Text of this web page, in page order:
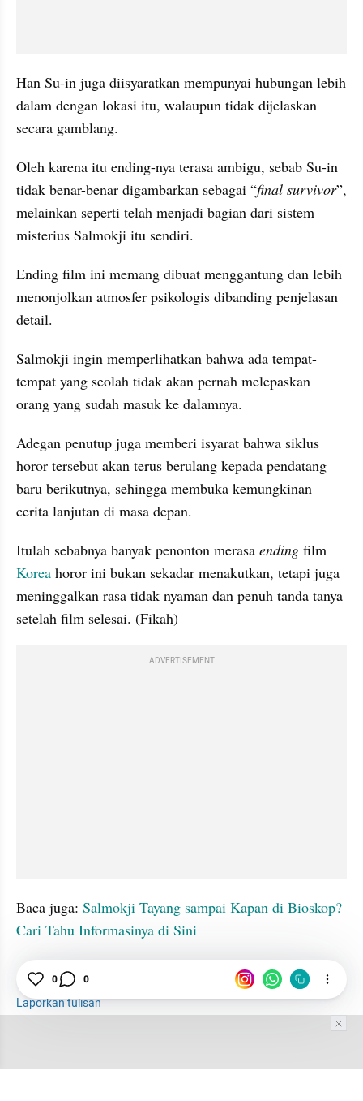
Han Su-in juga diisyaratkan mempunyai hubungan lebih
dalam dengan lokasi itu, walaupun tidak dijelaskan
secara gamblang.
Oleh karena itu ending-nya terasa ambigu, sebab Su-in
tidak benar-benar digambarkan sebagai “final survivor”,
melainkan seperti telah menjadi bagian dari sistem
misterius Salmokji itu sendiri.
Ending film ini memang dibuat menggantung dan lebih
menonjolkan atmosfer psikologis dibanding penjelasan
detail.
Salmokji ingin memperlihatkan bahwa ada tempat-
tempat yang seolah tidak akan pernah melepaskan
orang yang sudah masuk ke dalamnya.
Adegan penutup juga memberi isyarat bahwa siklus
horor tersebut akan terus berulang kepada pendatang
baru berikutnya, sehingga membuka kemungkinan
cerita lanjutan di masa depan.
Itulah sebabnya banyak penonton merasa ending
Korea horor ini bukan sekadar menakutkan, tetapi juga
meninggalkan rasa tidak nyaman dan penuh tanda tanya
setelah film selesai. (Fikah)
ADVERTISEMENT
Baca juga: Salmokji Tayang sampai Kapan di Bioskop?
Cari Tahu Informasinya di Sini
tatatax2
Misterius
Laporkan tulisan
0 0